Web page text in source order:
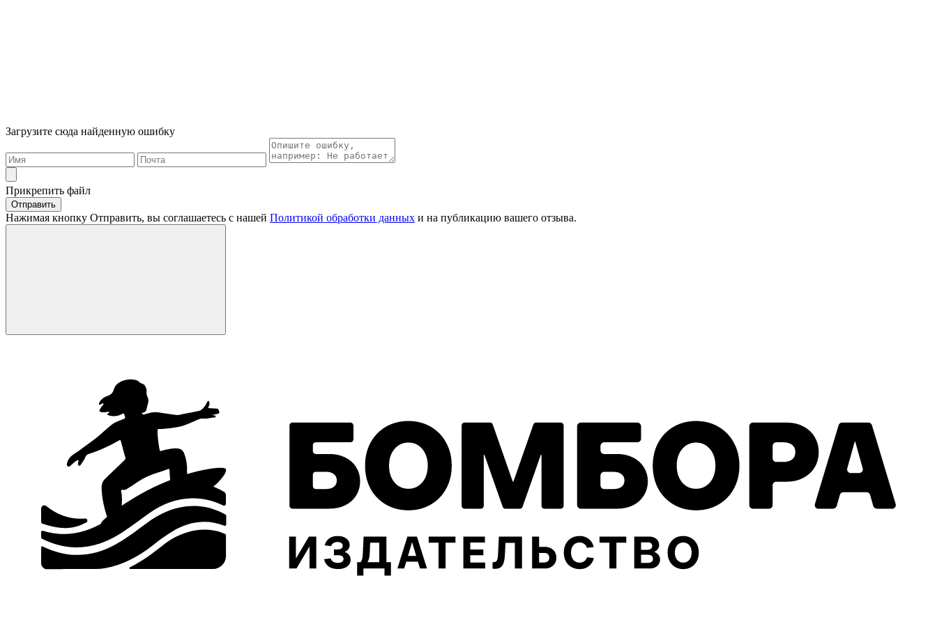
Загрузите сюда найденную ошибку
Прикрепить файл
Отправить
Нажимая кнопку Отправить, вы соглашаетесь с нашей Политикой обработки данных и на публикацию вашего отзыва.